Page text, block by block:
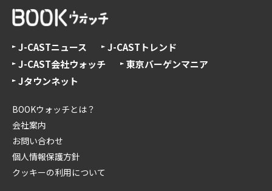
J-CASTニュース
J-CASTトレンド
J-CAST会社ウォッチ
東京バーゲンマニア
Jタウンネット
BOOKウォッチとは？
会社案内
お問い合わせ
個人情報保護方針
クッキーの利用について